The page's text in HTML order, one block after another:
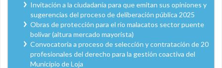
Invitación a la ciudadanía para que emitan sus opiniones y
sugerencias del proceso de deliberación pública 2025
Obras de protección para el río malacatos sector puente
bolívar (altura mercado mayorista)
Convocatoria a proceso de selección y contratación de 20
profesionales del derecho para la gestión coactiva del
Municipio de Loja